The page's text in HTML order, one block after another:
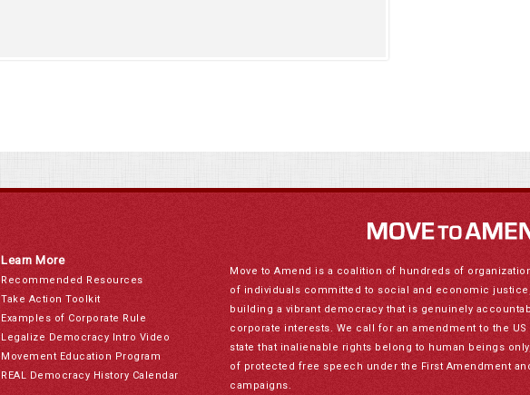
Learn More
Recommended Resources
Take Action Toolkit
Examples of Corporate Rule
Legalize Democracy Intro Video
Movement Education Program
REAL Democracy History Calendar
Move to Amend is a coalition of hundreds of
of individuals committed to social and economic
building a vibrant democracy that is genuinely
corporate interests. We call for an amendment to the
state that inalienable rights belong to human beings
of protected free speech under the First Amendment
campaigns.